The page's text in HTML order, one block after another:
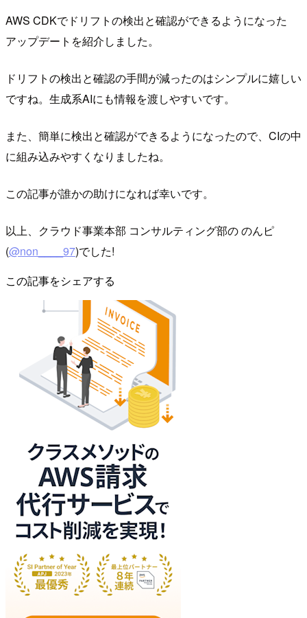
AWS CDKでドリフトの検出と確認ができるようになった
アップデートを紹介しました。
ドリフトの検出と確認の手間が減ったのはシンプルに嬉しい
ですね。生成系AIにも情報を渡しやすいです。
また、簡単に検出と確認ができるようになったので、CIの中
に組み込みやすくなりましたね。
この記事が誰かの助けになれば幸いです。
以上、クラウド事業本部 コンサルティング部の のんピ
(@non____97)でした!
この記事をシェアする